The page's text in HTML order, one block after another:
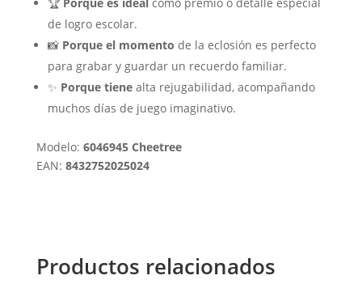
de logro escolar.
📸 Porque el momento de la eclosión es perfecto
para grabar y guardar un recuerdo familiar.
✨ Porque tienealta rejugabilidad, acompañando
muchos días de juego imaginativo.
Modelo: 6046945 Cheetree
EAN: 8432752025024
Productos relacionados